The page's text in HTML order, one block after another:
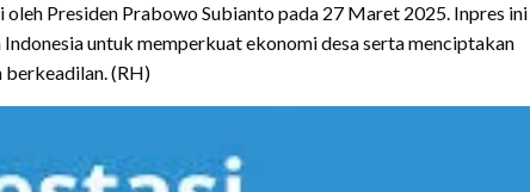
Presiden Prabowo Subianto pada 27 Maret 2025. Inpres ini
untuk memperkuat ekonomi desa serta menciptakan
berkeadilan. (RH)